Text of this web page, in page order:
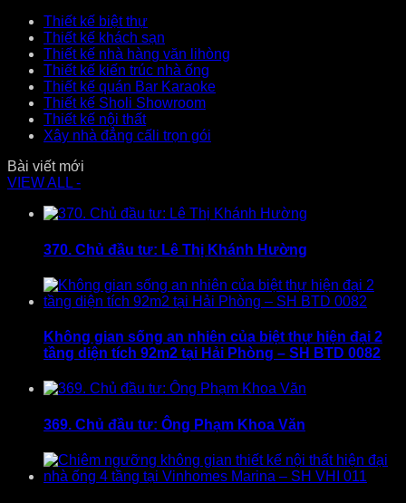
Thiết kế biệt thự
Thiết kế khách sạn
Thiết kế nhà hàng văn lihòng
Thiết kế kiến trúc nhà ống
Thiết kế quán Bar Karaoke
Thiết kế Sholi Showroom
Thiết kế nội thất
Xây nhà đẳng cấli trọn gói
Bài viết mới
VIEW ALL -
370. Chủ đầu tư: Lê Thị Khánh Hường
Không gian sống an nhiên của biệt thự hiện đại 2
tầng diện tích 92m2 tại Hải Phòng – SH BTD 0082
369. Chủ đầu tư: Ông Phạm Khoa Văn